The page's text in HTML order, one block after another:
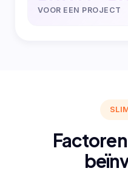
VOOR EEN PROJECT